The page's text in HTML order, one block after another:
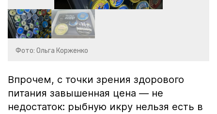
Фото: Ольга Корженко
Впрочем, с точки зрения здорового
питания завышенная цена — не
недостаток: рыбную икру нельзя есть в